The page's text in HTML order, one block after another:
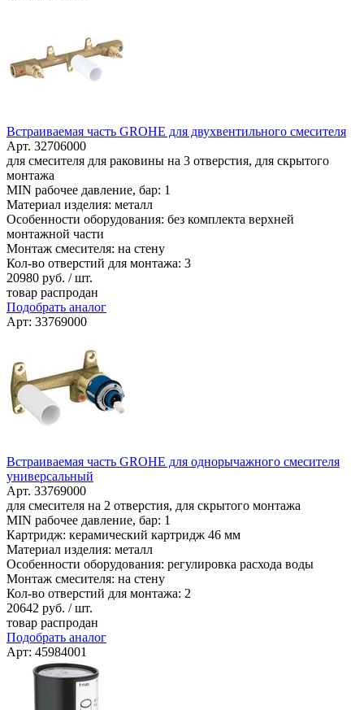
Встраиваемая часть GROHE для двухвентильного смесителя
Арт. 32706000
для смесителя для раковины на 3 отверстия, для скрытого
монтажа
MIN рабочее давление, бар: 1
Материал изделия: металл
Особенности оборудования: без комплекта верхней
монтажной части
Монтаж смесителя: на стену
Кол-во отверстий для монтажа: 3
20980 руб. / шт.
товар распродан
Подобрать аналог
Арт: 33769000
Встраиваемая часть GROHE для однорычажного смесителя
универсальный
Арт. 33769000
для смесителя на 2 отверстия, для скрытого монтажа
MIN рабочее давление, бар: 1
Картридж: керамический картридж 46 мм
Материал изделия: металл
Особенности оборудования: регулировка расхода воды
Монтаж смесителя: на стену
Кол-во отверстий для монтажа: 2
20642 руб. / шт.
товар распродан
Подобрать аналог
Арт: 45984001